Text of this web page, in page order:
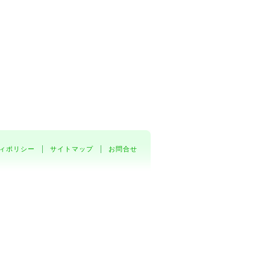
ポリシー サイトマップ お問合せ